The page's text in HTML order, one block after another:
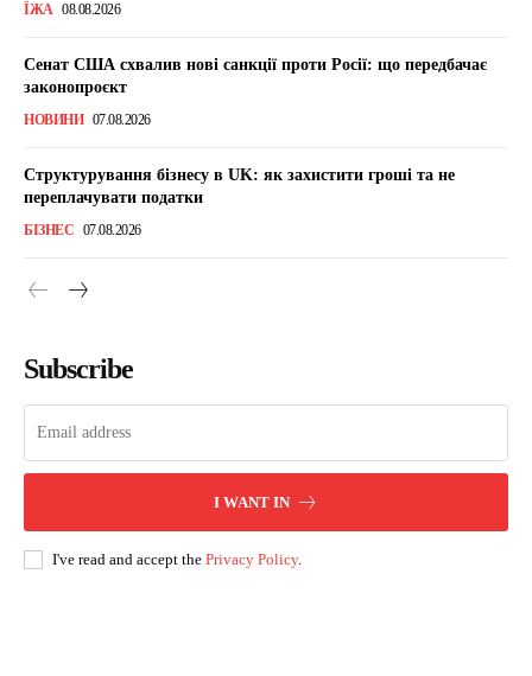
ЇЖА 08.08.2026
Сенат США схвалив нові санкції проти Росії: що передбачає
законопроєкт
НОВИНИ 07.08.2026
Структурування бізнесу в UK: як захистити гроші та не
переплачувати податки
БІЗНЕС 07.08.2026
Subscribe
I WANT IN
I've read and accept the Privacy Policy.